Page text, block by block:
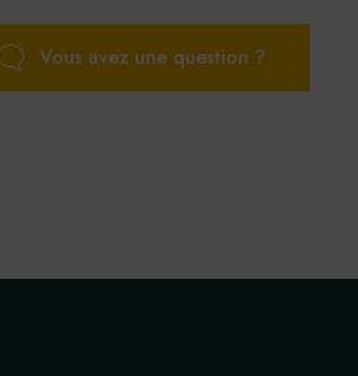
Vous avez une question ?